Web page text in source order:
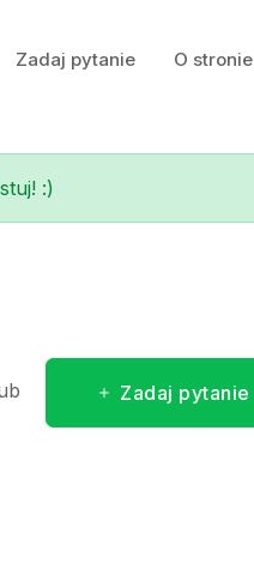
Zadaj pytanie O stronie
:)
Zadaj pytanie